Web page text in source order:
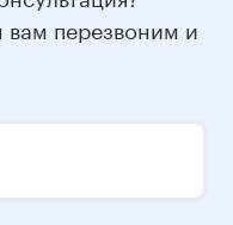
перезвоним и